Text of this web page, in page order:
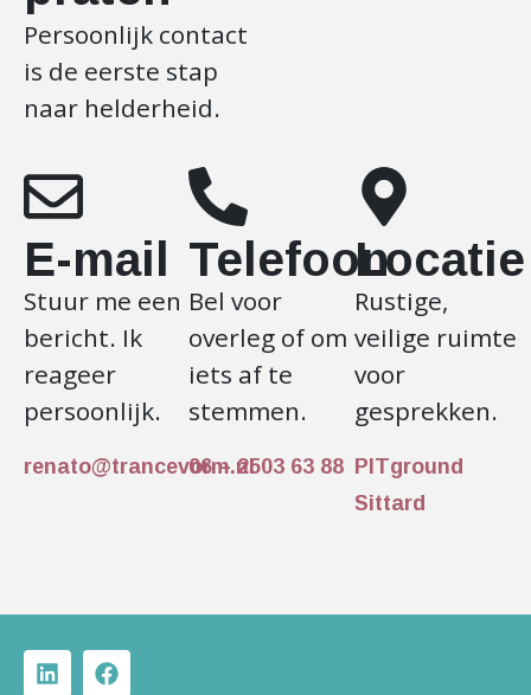
Persoonlijk contact
is de eerste stap
naar helderheid.
E-mail
Stuur me een
bericht. Ik
reageer
persoonlijk.
renato@trancevorm.nl
Telefoon
Bel voor
overleg of om
iets af te
stemmen.
06 – 2503 63 88
Locatie
Rustige,
veilige ruimte
voor
gesprekken.
PITground
Sittard